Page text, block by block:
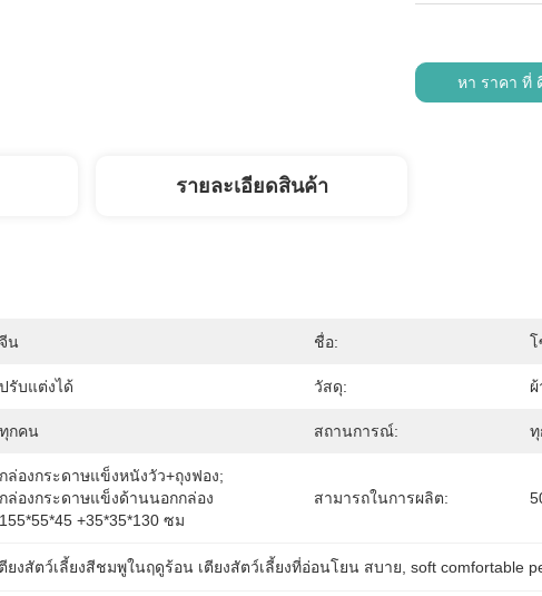
หา ราคา ที่
รายละเอียดสินค้า
จีน ชื่อ:
ปรับแต่งได้ วัสดุ:
ทุกคน สถานการณ์:
กล่องกระดาษแข็งหนังวัว+ถุงฟอง;
กล่องกระดาษแข็งด้านนอกกล่อง
155*55*45 +35*35*130 ซม
สามารถในการผลิต:
ยงสัตว์เลี้ยงสีชมพูในฤดูร้อน เตียงสัตว์เลี้ยงที่อ่อนโยน สบาย , soft comfortable